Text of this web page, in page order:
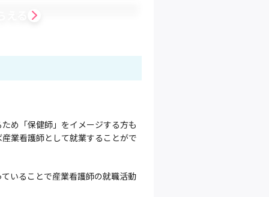
め「保健師」をイメージする方も
業看護師として就業することがで
いることで産業看護師の就職活動